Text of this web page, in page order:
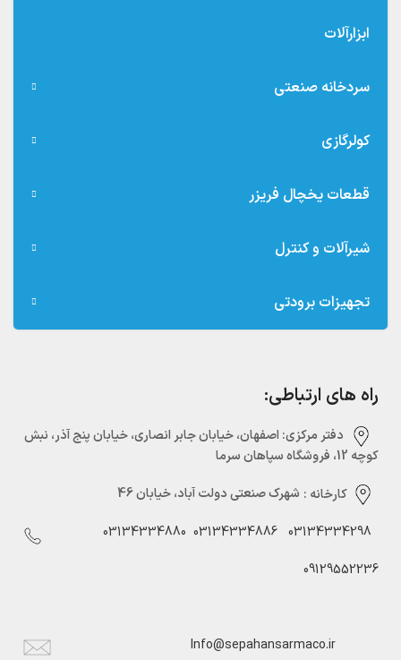
ابزارآلات
سردخانه صنعتی
کولرگازی
قطعات یخچال فریزر
شیرآلات و کنترل
تجهیزات برودتی
راه های ارتباطی:
دفتر مرکزی:‌ اصفهان، خیابان جابر انصاری، خیابان پنج آذر، نبش
کوچه 12، فروشگاه سپاهان سرما
کارخانه : شهرک صنعتی دولت آباد، خیابان 46
03134334298
03134334886
03134334880
09129552236
Info@sepahansarmaco.ir